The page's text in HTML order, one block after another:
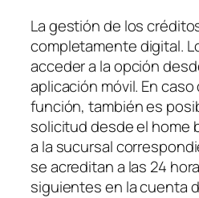
La gestión de los
completamente digital.
acceder a la opción
aplicación móvil. En
función, también es
solicitud desde el home
a la sucursal
se acreditan a las 24
siguientes en la cuenta